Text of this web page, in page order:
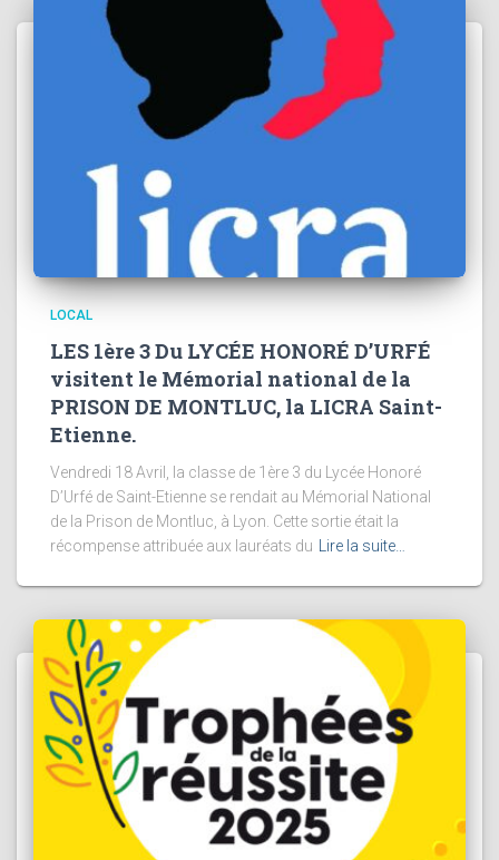
LOCAL
LES 1ère 3 Du LYCÉE HONORÉ D’URFÉ
visitent le Mémorial national de la
PRISON DE MONTLUC, la LICRA Saint-
Etienne.
Vendredi 18 Avril, la classe de 1ère 3 du Lycée Honoré
D’Urfé de Saint-Etienne se rendait au Mémorial National
de la Prison de Montluc, à Lyon. Cette sortie était la
récompense attribuée aux lauréats du
Lire la suite…